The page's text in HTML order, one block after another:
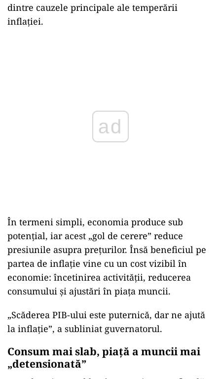
dintre cauzele principale ale temperării
inflației.
ad
În termeni simpli, economia produce sub
potențial, iar acest „gol de cerere” reduce
presiunile asupra prețurilor. Însă beneficiul pe
partea de inflație vine cu un cost vizibil în
economie: încetinirea activității, reducerea
consumului și ajustări în piața muncii.
„Scăderea PIB-ului este puternică, dar ne ajută
la inflație”, a subliniat guvernatorul.
Consum mai slab, piață a muncii mai
„detensionată”